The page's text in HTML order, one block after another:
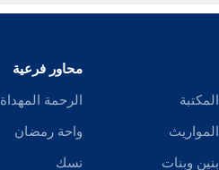
المكتبة
المواريث
بنين وبنات
محاور فرعية
الرحمة المهداة
واحة رمضان
نسك